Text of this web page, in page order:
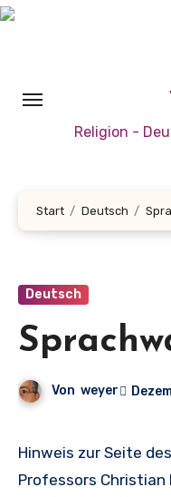
Zum
Religion -
Start Deutsch
Deutsch
Von weyer
Hinweis zur Seite des Erfurter Linguistik-
Professors Christian